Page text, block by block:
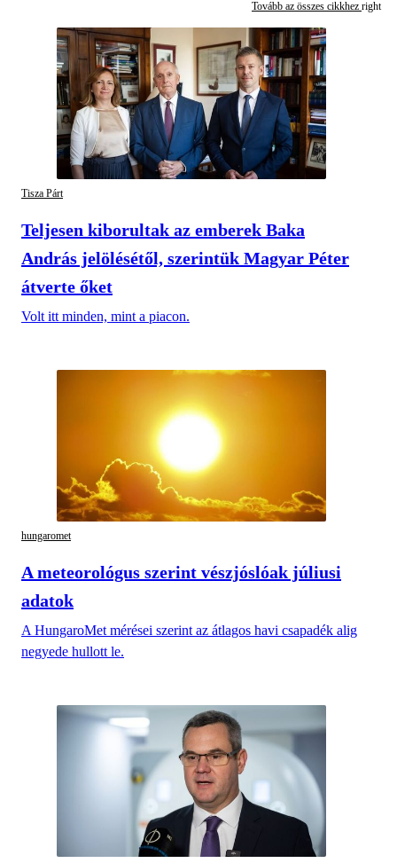
Tovább az összes cikkhez
Tisza Párt
Teljesen kiborultak az emberek Baka
András jelölésétől, szerintük Magyar Péter
átverte őket
Volt itt minden, mint a piacon.
hungaromet
A meteorológus szerint vészjóslóak júliusi
adatok
A HungaroMet mérései szerint az átlagos havi csapadék alig
negyede hullott le.